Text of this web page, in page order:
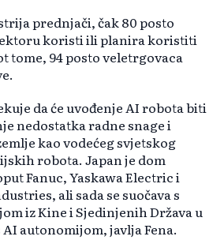
prednjači, čak 80 posto
koristi ili planira koristiti
tome, 94 posto veletrgovaca
da će uvođenje AI robota biti
nedostatka radne snage i
kao vodećeg svjetskog
robota. Japan je dom
Fanuc, Yaskawa Electric i
ali sada se suočava s
iz Kine i Sjedinjenih Država u
autonomijom, javlja Fena.